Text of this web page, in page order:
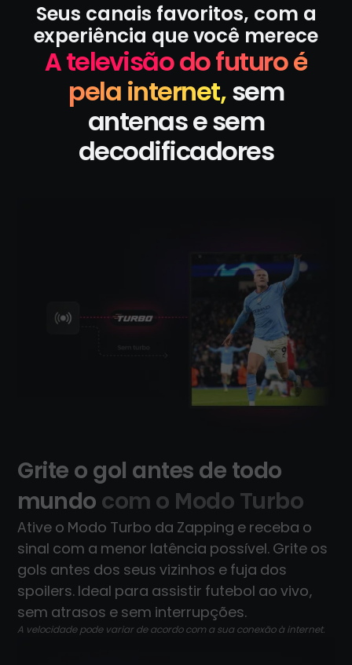
Seus canais favoritos, com a
experiência que você merece
A televisão do futuro é
pela internet,sem
antenas e sem
decodificadores
Grite o gol antes de todo
mundo com o Modo Turbo
Ative o Modo Turbo da Zapping e receba o
sinal com a menor latência possível. Grite os
gols antes dos seus vizinhos e fuja dos
spoilers. Ideal para assistir futebol ao vivo,
sem atrasos e sem interrupções.
A velocidade pode variar de acordo com a sua conexão à internet.